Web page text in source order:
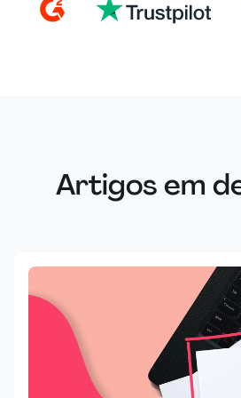
Artigos em